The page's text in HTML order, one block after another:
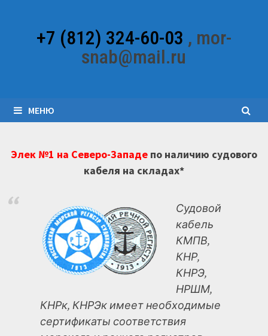
содержимому+7 (812) 324-60-03 , mor-
snab@mail.ru
МЕНЮ
Элек №1 на Северо-Западепо наличию судового
кабеля на складах*
Судовой
кабель
КМПВ,
КНР,
КНРЭ,
НРШМ,
КНРк, КНРЭк имеет необходимые
сертификаты соответствия